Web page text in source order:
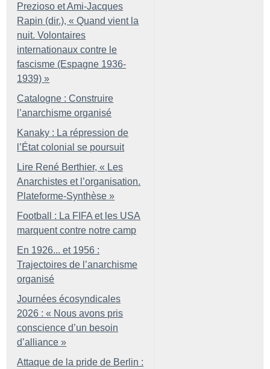
Prezioso et Ami-Jacques
Rapin (dir.), « Quand vient la
nuit. Volontaires
internationaux contre le
fascisme (Espagne 1936-
1939) »
Catalogne : Construire
l’anarchisme organisé
Kanaky : La répression de
l’État colonial se poursuit
Lire René Berthier, « Les
Anarchistes et l’organisation.
Plateforme-Synthèse »
Football : La FIFA et les USA
marquent contre notre camp
En 1926... et 1956 :
Trajectoires de l’anarchisme
organisé
Journées écosyndicales
2026 : « Nous avons pris
conscience d’un besoin
d’alliance »
Attaque de la pride de Berlin :